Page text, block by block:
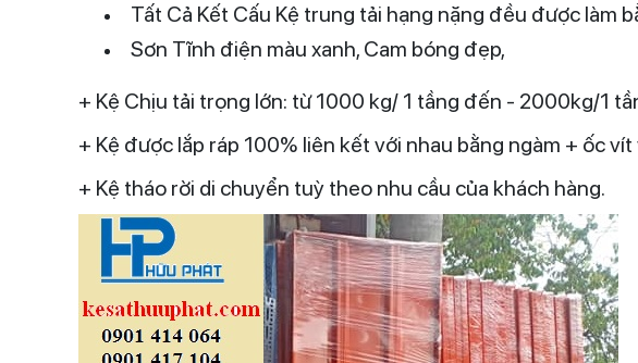
Tất Cả Kết Cấu Kệ trung tải hạng nặng đều được làm
Sơn Tĩnh điện màu xanh, Cam bóng đẹp,
+ Kệ Chịu tải trọng lớn: từ 1000 kg/ 1 tầng đến - 2000kg/1
+ Kệ được lắp ráp 100% liên kết với nhau bằng ngàm + ốc
+ Kệ tháo rời di chuyển tuỳ theo nhu cầu của khách hàng.